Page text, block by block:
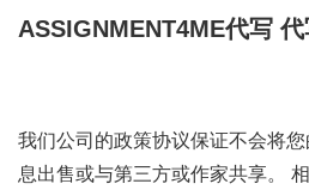
ASSIGNMENT4ME代写代
我们公司的政策协议保证不会将
息出售或与第三方或作家共享。